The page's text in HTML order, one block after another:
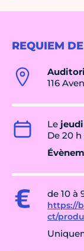
REQUIEM
116
Le
De 20 h
de 10 à
https://
ct/